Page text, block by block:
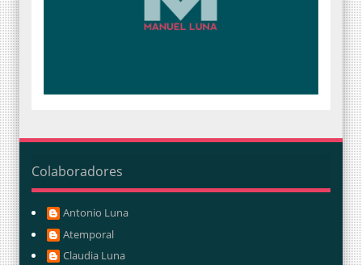
Colaboradores
Antonio Luna
Atemporal
Claudia Luna